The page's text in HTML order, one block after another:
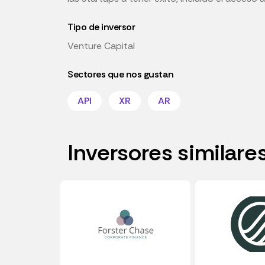
Tipo de inversor
Venture Capital
Sectores que nos gustan
API XR AR
Inversores